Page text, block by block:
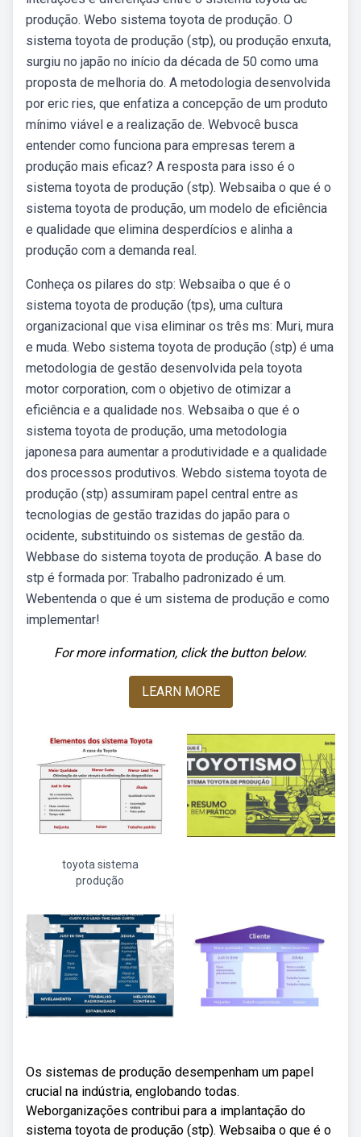
produção. Webo sistema toyota de produção. O
sistema toyota de produção (stp), ou produção enxuta,
surgiu no japão no início da década de 50 como uma
proposta de melhoria do. A metodologia desenvolvida
por eric ries, que enfatiza a concepção de um produto
mínimo viável e a realização de. Webvocê busca
entender como funciona para empresas terem a
produção mais eficaz? A resposta para isso é o
sistema toyota de produção (stp). Websaiba o que é o
sistema toyota de produção, um modelo de eficiência
e qualidade que elimina desperdícios e alinha a
produção com a demanda real.
Conheça os pilares do stp: Websaiba o que é o
sistema toyota de produção (tps), uma cultura
organizacional que visa eliminar os três ms: Muri, mura
e muda. Webo sistema toyota de produção (stp) é uma
metodologia de gestão desenvolvida pela toyota
motor corporation, com o objetivo de otimizar a
eficiência e a qualidade nos. Websaiba o que é o
sistema toyota de produção, uma metodologia
japonesa para aumentar a produtividade e a qualidade
dos processos produtivos. Webdo sistema toyota de
produção (stp) assumiram papel central entre as
tecnologias de gestão trazidas do japão para o
ocidente, substituindo os sistemas de gestão da.
Webbase do sistema toyota de produção. A base do
stp é formada por: Trabalho padronizado é um.
Webentenda o que é um sistema de produção e como
implementar!
For more information, click the button below.
LEARN MORE
toyota sistema
produção
Os sistemas de produção desempenham um papel
crucial na indústria, englobando todas.
Weborganizações contribui para a implantação do
sistema toyota de produção (stp). Websaiba o que é o